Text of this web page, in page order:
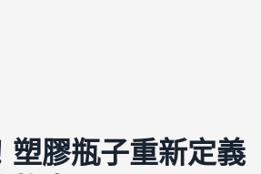
塑膠瓶子重新定義